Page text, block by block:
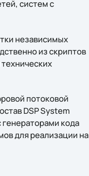
систем с
независимых
из скриптов
потоковой
DSP System
кода
для реализации на